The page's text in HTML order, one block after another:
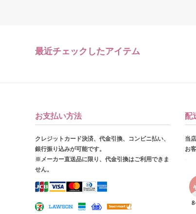
最近チェックしたアイテム
お支払い方法
クレジットカード決済、代金引換、コンビニ払い、
銀行振り込みが可能です。
※メーカー直送品に限り、代金引換はご利用できま
せん。
配
当
お